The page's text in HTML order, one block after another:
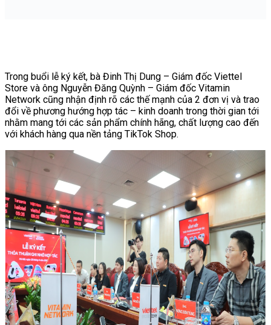
Trong buổi lễ ký kết, bà Đinh Thị Dung – Giám đốc Viettel
Store và ông Nguyễn Đăng Quỳnh – Giám đốc Vitamin
Network cũng nhận định rõ các thế mạnh của 2 đơn vị và trao
đổi về phương hướng hợp tác – kinh doanh trong thời gian tới
nhằm mang tới các sản phẩm chính hãng, chất lượng cao đến
với khách hàng qua nền tảng TikTok Shop.